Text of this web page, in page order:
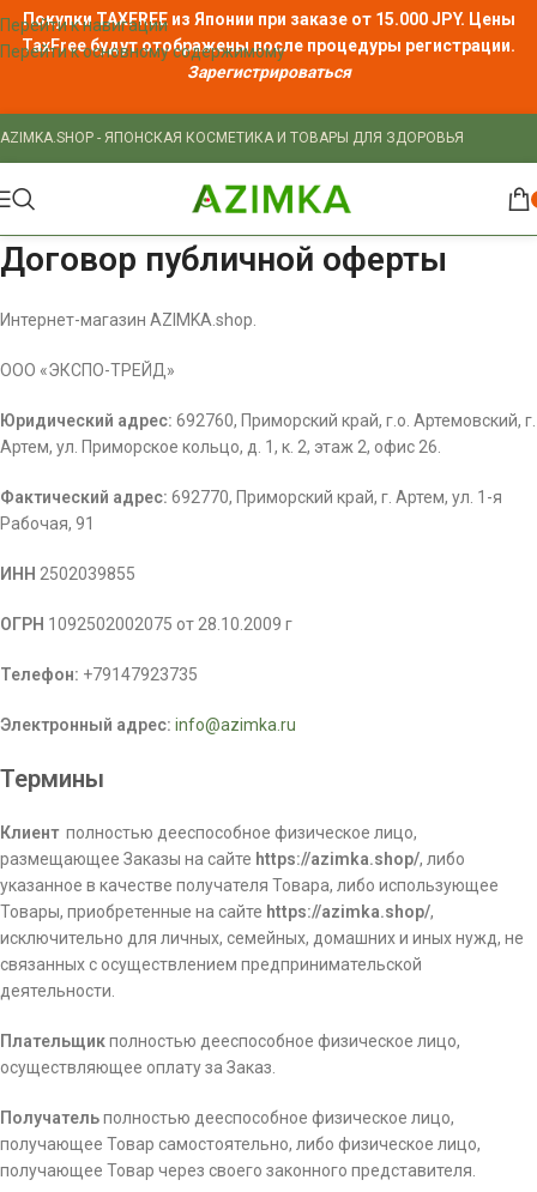
Перейти к навигации
Перейти к основному содержимому
Покупки TAXFREE из Японии при заказе от 15.000 JPY. Цены
TaxFreeбудут отображены после процедуры регистрации.
Зарегистрироваться
AZIMKA.SHOP - ЯПОНСКАЯ КОСМЕТИКА И ТОВАРЫ ДЛЯ ЗДОРОВЬЯ
Договор публичной оферты
Интернет-магазин AZIMKA.shop.
ООО «ЭКСПО-ТРЕЙД»
Юридический адрес: 692760, Приморский край, г.о. Артемовский, г.
Артем, ул. Приморское кольцо, д. 1, к. 2, этаж 2, офис 26.
Фактический адрес: 692770, Приморский край, г. Артем, ул. 1-я
Рабочая, 91
ИНН 2502039855
ОГРН 1092502002075 от 28.10.2009 г
Телефон: +79147923735
Электронный адрес: info@azimka.ru
Термины
Клиент ­ полностью дееспособное физическое лицо,
размещающее Заказы на сайте https://azimka.shop/, либо
указанное в качестве получателя Товара, либо использующее
Товары, приобретенные на сайте https://azimka.shop/,
исключительно для личных, семейных, домашних и иных нужд, не
связанных с осуществлением предпринимательской
деятельности.
Плательщикполностью дееспособное физическое лицо,
осуществляющее оплату за Заказ.
Получатель­полностью дееспособное физическое лицо,
получающее Товар самостоятельно, либо физическое лицо,
получающее Товар через своего законного представителя.